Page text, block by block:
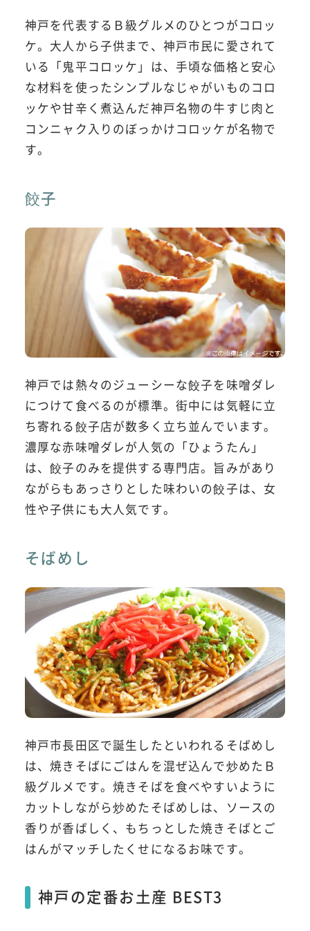
神戸を代表するＢ級グルメのひとつがコロッ
ケ。大人から子供まで、神戸市民に愛されて
いる「鬼平コロッケ」は、手頃な価格と安心
な材料を使ったシンプルなじゃがいものコロ
ッケや甘辛く煮込んだ神戸名物の牛すじ肉と
コンニャク入りのぼっかけコロッケが名物で
す。
餃子
神戸では熱々のジューシーな餃子を味噌ダレ
につけて食べるのが標準。街中には気軽に立
ち寄れる餃子店が数多く立ち並んでいます。
濃厚な赤味噌ダレが人気の「ひょうたん」
は、餃子のみを提供する専門店。旨みがあり
ながらもあっさりとした味わいの餃子は、女
性や子供にも大人気です。
そばめし
神戸市長田区で誕生したといわれるそばめし
は、焼きそばにごはんを混ぜ込んで炒めたＢ
級グルメです。焼きそばを食べやすいように
カットしながら炒めたそばめしは、ソースの
香りが香ばしく、もちっとした焼きそばとご
はんがマッチしたくせになるお味です。
神戸の定番お土産 BEST3